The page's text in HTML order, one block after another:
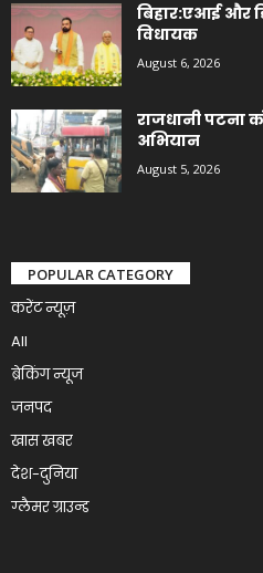
बिहार:एआई और
विधायक
August 6, 2026
राजधानी पटना
अभियान
August 5, 2026
POPULAR CATEGORY
करेंट न्यूज़
All
ब्रेकिंग न्यूज
जनपद
खास खबर
देश-दुनिया
ग्लैमर ग्राउन्ड